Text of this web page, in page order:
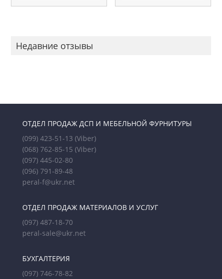
Недавние отзывы
ОТДЕЛ ПРОДАЖ ДСП И МЕБЕЛЬНОЙ ФУРНИТУРЫ
(099) 423-51-13 (Viber)
(068) 762-85-15 (Viber)
(097) 445-02-80
(096) 791-89-48
peral-f@ukr.net
ОТДЕЛ ПРОДАЖ МАТЕРИАЛОВ И УСЛУГ
(097) 487-18-70
peral-sale@ukr.net
БУХГАЛТЕРИЯ
(097) 746-78-82